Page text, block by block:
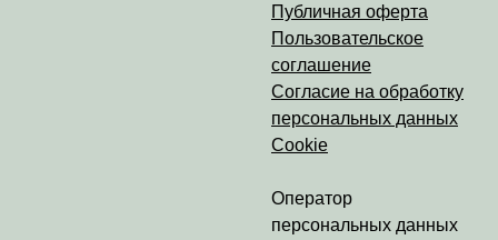
Публичная оферта
Пользовательское
соглашение
Согласие на обработку
персональных данных
Cookie
Оператор
персональных данных